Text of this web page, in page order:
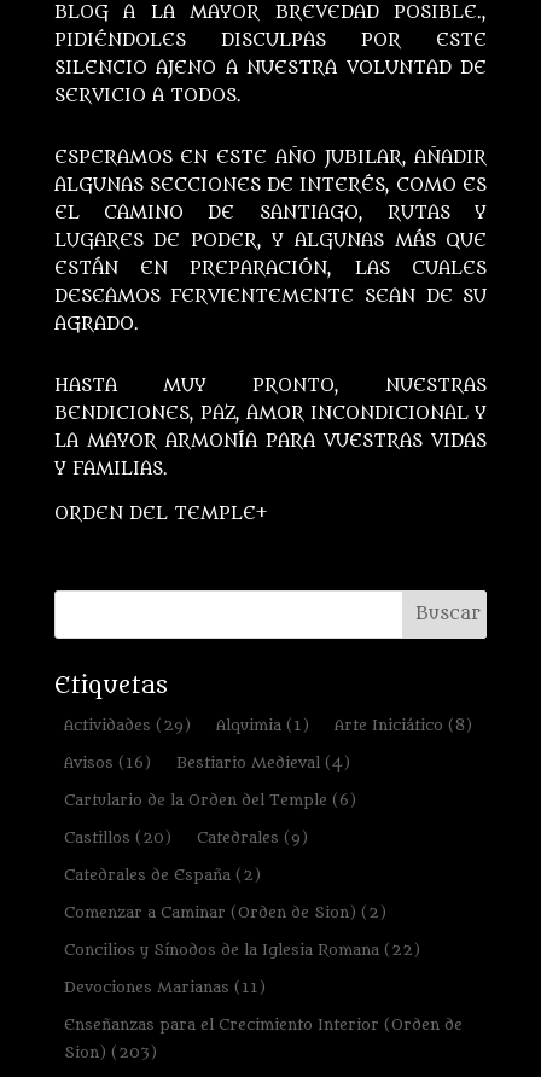
BLOG A LA MAYOR BREVEDAD POSIBLE.,
PIDIÉNDOLES DISCULPAS POR ESTE
SILENCIO AJENO A NUESTRA VOLUNTAD DE
SERVICIO A TODOS.
ESPERAMOS EN ESTE AÑO JUBILAR, AÑADIR
ALGUNAS SECCIONES DE INTERÉS, COMO ES
EL CAMINO DE SANTIAGO, RUTAS Y
LUGARES DE PODER, Y ALGUNAS MÁS QUE
ESTÁN EN PREPARACIÓN, LAS CUALES
DESEAMOS FERVIENTEMENTE SEAN DE SU
AGRADO.
HASTA MUY PRONTO, NUESTRAS
BENDICIONES, PAZ, AMOR INCONDICIONAL Y
LA MAYOR ARMONÍA PARA VUESTRAS VIDAS
Y FAMILIAS.
ORDEN DEL TEMPLE+
Etiquetas
Actividades (29) Alquimia (1) Arte Iniciático (8)
Avisos (16) Bestiario Medieval (4)
Cartulario de la Orden del Temple (6)
Castillos (20) Catedrales (9)
Catedrales de España (2)
Comenzar a Caminar (Orden de Sion) (2)
Concilios y Sínodos de la Iglesia Romana (22)
Devociones Marianas (11)
Enseñanzas para el Crecimiento Interior (Orden de
Sion) (203)